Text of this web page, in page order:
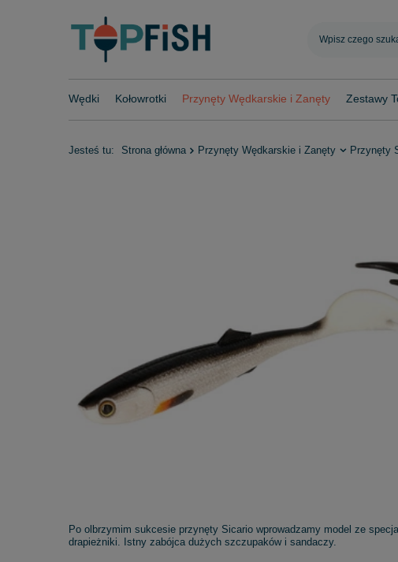
Wędki Kołowrotki Przynęty Wędkarskie i Zanęty Zestawy
Jesteś tu: Strona główna Przynęty Wędkarskie i Zanęty Przynęty
Po olbrzymim sukcesie przynęty Sicario wprowadzamy model ze
drapieżniki. Istny zabójca dużych szczupaków i sandaczy.